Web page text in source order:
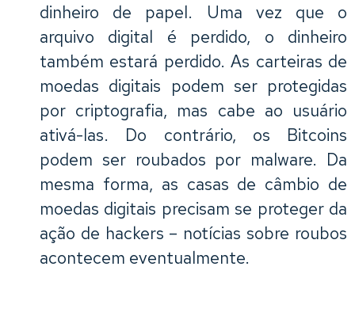
dinheiro de papel. Uma vez que o
arquivo digital é perdido, o dinheiro
também estará perdido. As carteiras de
moedas digitais podem ser protegidas
por criptografia, mas cabe ao usuário
ativá-las. Do contrário, os Bitcoins
podem ser roubados por malware. Da
mesma forma, as casas de câmbio de
moedas digitais precisam se proteger da
ação de hackers – notícias sobre roubos
acontecem eventualmente.